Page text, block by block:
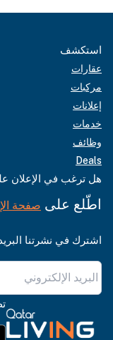
استكشف
عقارات
مركبات
إعلانات
خدمات
وظائف
Deals
هل ترغب في الإعلان
اطّلع على صفحة
اشترك في نشرتنا